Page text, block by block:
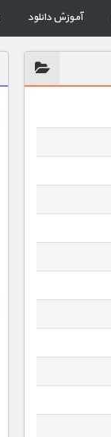
آموزش دانلود